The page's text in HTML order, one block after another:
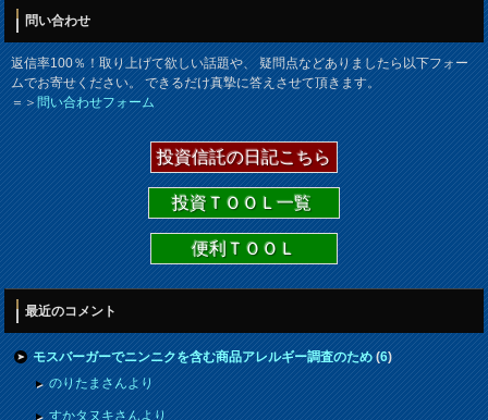
問い合わせ
返信率100％！取り上げて欲しい話題や、 疑問点などありましたら以下フォー
ムでお寄せください。 できるだけ真摯に答えさせて頂きます。
＝＞問い合わせフォーム
投資信託の日記こちら
投資ＴＯＯＬ一覧
便利ＴＯＯＬ
最近のコメント
モスバーガーでニンニクを含む商品アレルギー調査のため(6)
のりたまさんより
すかタヌキさんより